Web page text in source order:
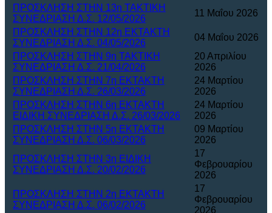
ΠΡΟΣΚΛΗΣΗ ΣΤΗΝ 13η ΤΑΚΤΙΚΗ
ΣΥΝΕΔΡΙΑΣΗ Δ.Σ. 12/05/2026
11 Μαΐου 2026
ΠΡΟΣΚΛΗΣΗ ΣΤΗΝ 12η ΕΚΤΑΚΤΗ
ΣΥΝΕΔΡΙΑΣΗ Δ.Σ. 04/05/2026
04 Μαΐου 2026
ΠΡΟΣΚΛΗΣΗ ΣΤΗΝ 9η ΤΑΚΤΙΚΗ
ΣΥΝΕΔΡΙΑΣΗ Δ.Σ. 21/04/2026
20 Απριλίου
2026
ΠΡΟΣΚΛΗΣΗ ΣΤΗΝ 7η ΕΚΤΑΚΤΗ
ΣΥΝΕΔΡΙΑΣΗ Δ.Σ. 26/03/2026
24 Μαρτίου
2026
ΠΡΟΣΚΛΗΣΗ ΣΤΗΝ 6η ΕΚΤΑΚΤΗ
ΕΙΔΙΚΗ ΣΥΝΕΔΡΙΑΣΗ Δ.Σ. 26/03/2026
24 Μαρτίου
2026
ΠΡΟΣΚΛΗΣΗ ΣΤΗΝ 5η ΕΚΤΑΚΤΗ
ΣΥΝΕΔΡΙΑΣΗ Δ.Σ. 06/03/2026
09 Μαρτίου
2026
ΠΡΟΣΚΛΗΣΗ ΣΤΗΝ 3η ΕΙΔΙΚΗ
ΣΥΝΕΔΡΙΑΣΗ Δ.Σ. 20/02/2026
17
Φεβρουαρίου
2026
ΠΡΟΣΚΛΗΣΗ ΣΤΗΝ 2η ΕΚΤΑΚΤΗ
ΣΥΝΕΔΡΙΑΣΗ Δ.Σ. 06/02/2026
17
Φεβρουαρίου
2026